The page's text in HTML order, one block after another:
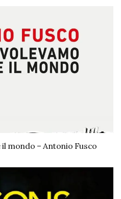
mondo – Antonio Fusco